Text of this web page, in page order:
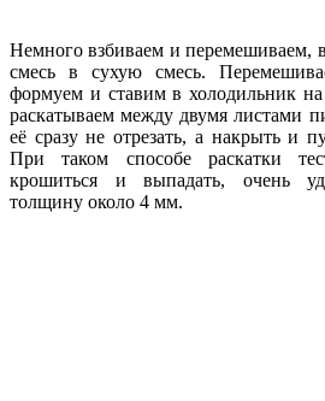
Немного взбиваем и перемешиваем,
смесь в сухую смесь.
формуем и ставим в холодильник
раскатываем между двумя листами
её сразу не отрезать, а накрыть и
При таком способе раскатки
крошиться и выпадать, очень
толщину около 4 мм.